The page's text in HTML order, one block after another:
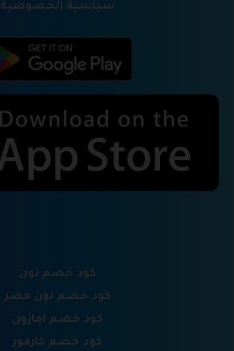
سياسية الخصوصية
كود خصم نون
كود خصم نون مصر
كود خصم امازون
كود خصم كارفور